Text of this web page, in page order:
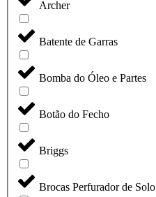
Archer
Batente de Garras
Bomba do Óleo e Partes
Botão do Fecho
Briggs
Brocas Perfurador de Solo